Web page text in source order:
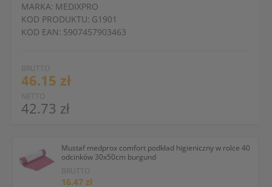
BRUTTO
46.15 zł
NETTO
42.73 zł
MARKA: MEDIXPRO
KOD PRODUKTU: G1901
KOD EAN: 5907457903463
Mustaf medprox comfort podkład higieniczny w rolce 40
odcinków 30x50cm burgund
BRUTTO
16.47 zł